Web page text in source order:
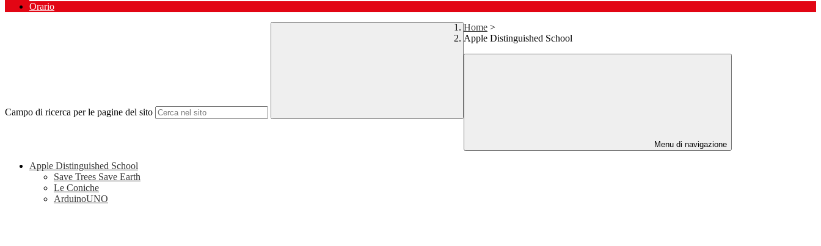
Orario
Campo di ricerca per le pagine del sito
Home >
Apple Distinguished School
Menu di navigazione
Apple Distinguished School
Save Trees Save Earth
Le Coniche
ArduinoUNO